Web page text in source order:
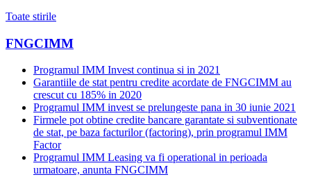
Toate stirile
FNGCIMM
Programul IMM Invest continua si in 2021
Garantiile de stat pentru credite acordate de FNGCIMM au
crescut cu 185% in 2020
Programul IMM invest se prelungeste pana in 30 iunie 2021
Firmele pot obtine credite bancare garantate si subventionate
de stat, pe baza facturilor (factoring), prin programul IMM
Factor
Programul IMM Leasing va fi operational in perioada
urmatoare, anunta FNGCIMM